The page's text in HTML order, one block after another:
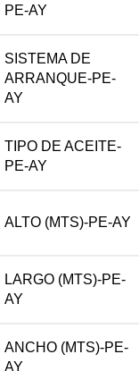
PE-AY
SISTEMA DE
ARRANQUE-PE-
AY
TIPO DE ACEITE-
PE-AY
ALTO (MTS)-PE-AY
LARGO (MTS)-PE-
AY
ANCHO (MTS)-PE-
AY